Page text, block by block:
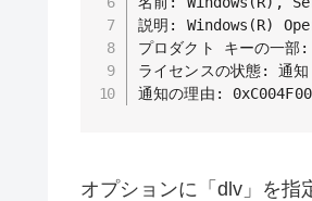
説明: Windows(R)
プロダクト キーの一部
ライセンスの状態: 通知
通知の理由:
オプションに「dlv」を指